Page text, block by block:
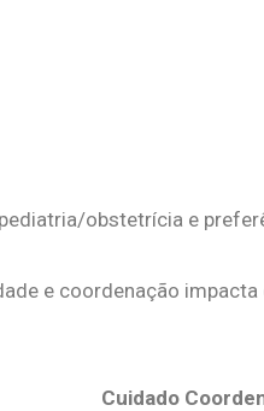
obstetrícia e
e coordenação
Cuidado